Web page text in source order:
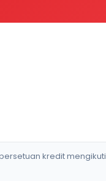
kredit mengikuti